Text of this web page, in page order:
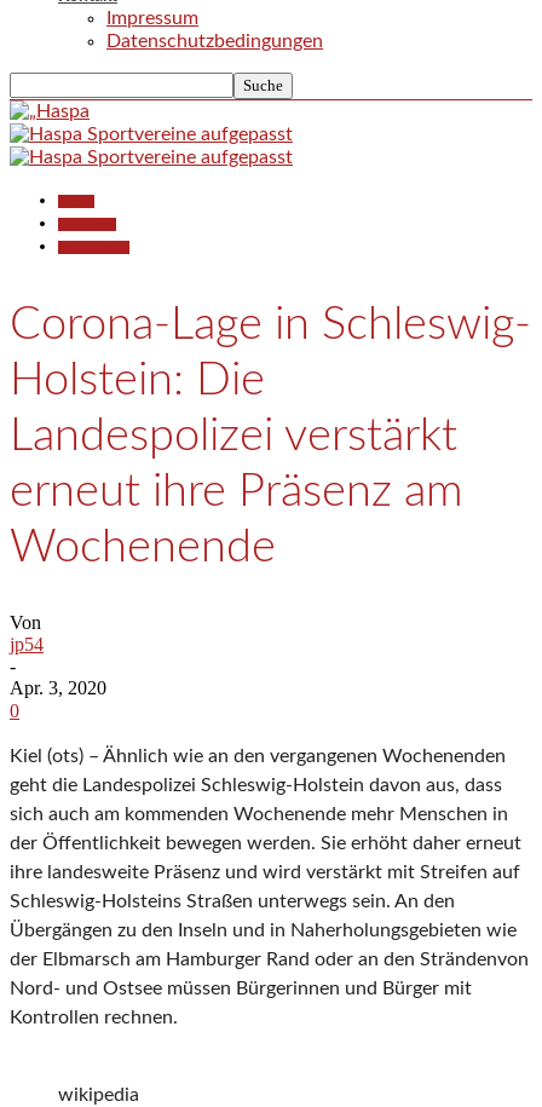
Impressum
Datenschutzbedingungen
Corona-Lage in Schleswig-
Holstein: Die
Landespolizei verstärkt
erneut ihre Präsenz am
Wochenende
Von
jp54
-
Apr. 3, 2020
0
Kiel (ots) – Ähnlich wie an den vergangenen Wochenenden
geht die Landespolizei Schleswig-Holstein davon aus, dass
sich auch am kommenden Wochenende mehr Menschen in
der Öffentlichkeit bewegen werden. Sie erhöht daher erneut
ihre landesweite Präsenz und wird verstärkt mit Streifen auf
Schleswig-Holsteins Straßen unterwegs sein. An den
Übergängen zu den Inseln und in Naherholungsgebieten wie
der Elbmarsch am Hamburger Rand oder an den Strändenvon
Nord- und Ostsee müssen Bürgerinnen und Bürger mit
Kontrollen rechnen.
wikipedia